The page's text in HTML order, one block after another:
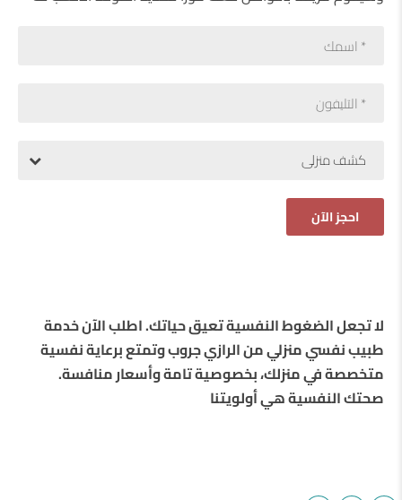
كشف منزلى
لا تجعل الضغوط النفسية تعيق حياتك. اطلب الآن خدمة
طبيب نفسي منزلي من الرازي جروب وتمتع برعاية نفسية
متخصصة في منزلك، بخصوصية تامة وأسعار منافسة.
صحتك النفسية هي أولويتنا